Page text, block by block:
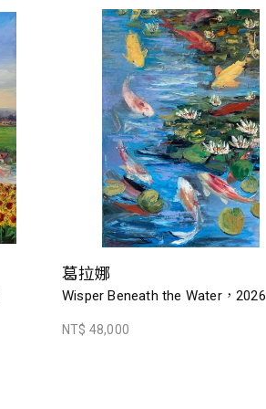
葛拉娜
Wisper Beneath the Water，2026
NT$ 48,000